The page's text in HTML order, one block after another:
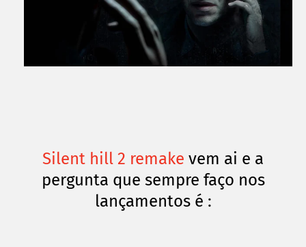
Silent hill 2 remake vem ai e a
pergunta que sempre faço nos
lançamentos é :